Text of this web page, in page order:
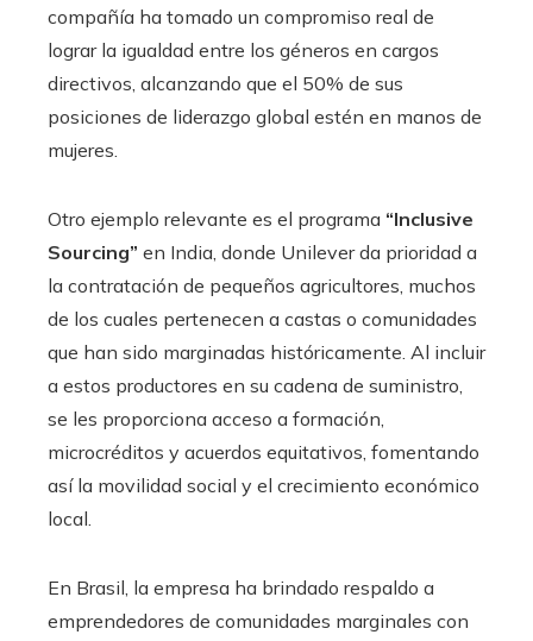
compañía ha tomado un compromiso real de
lograr la igualdad entre los géneros en cargos
directivos, alcanzando que el 50% de sus
posiciones de liderazgo global estén en manos de
mujeres.
Otro ejemplo relevante es el programa “Inclusive
Sourcing” en India, donde Unilever da prioridad a
la contratación de pequeños agricultores, muchos
de los cuales pertenecen a castas o comunidades
que han sido marginadas históricamente. Al incluir
a estos productores en su cadena de suministro,
se les proporciona acceso a formación,
microcréditos y acuerdos equitativos, fomentando
así la movilidad social y el crecimiento económico
local.
En Brasil, la empresa ha brindado respaldo a
emprendedores de comunidades marginales con